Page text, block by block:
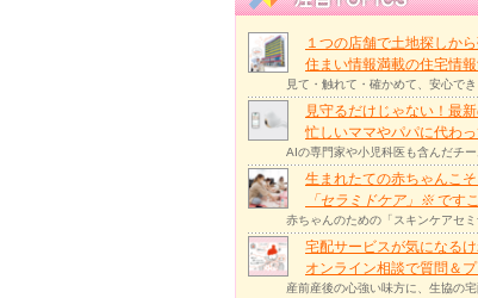
１つの店舗で土地探しか
住まい情報満載の住宅情
見て・触れて・確かめて、安心で
見守るだけじゃない！最
忙しいママやパパに代わ
AIの専門家や小児科医も含んだチ
生まれたての赤ちゃんこ
「セラミドケア」 ※です
赤ちゃんのための「スキンケアセ
宅配サービスが気になる
オンライン相談で質問＆
産前産後の心強い味方に、生協の